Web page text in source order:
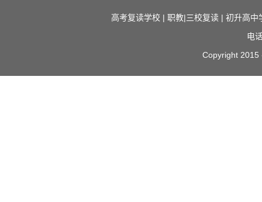
高考复读学校| 职教|三校复读| 初升高中
电
Copyright